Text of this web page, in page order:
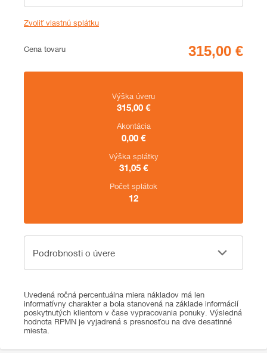
Zvoliť vlastnú splátku
Cena
Cena tovaru
Zhrnutie
Výška úveru
315,00 €
Akontácia
0,00 €
Výška splátky
31,05 €
Počet splátok
12
Podrobnosti o úvere
Podrobnosti o úvere
Uvedená ročná percentuálna miera nákladov má len
informatívny charakter a bola stanovená na základe informácií
poskytnutých klientom v čase vypracovania ponuky. Výsledná
hodnota RPMN je vyjadrená s presnosťou na dve desatinné
miesta.